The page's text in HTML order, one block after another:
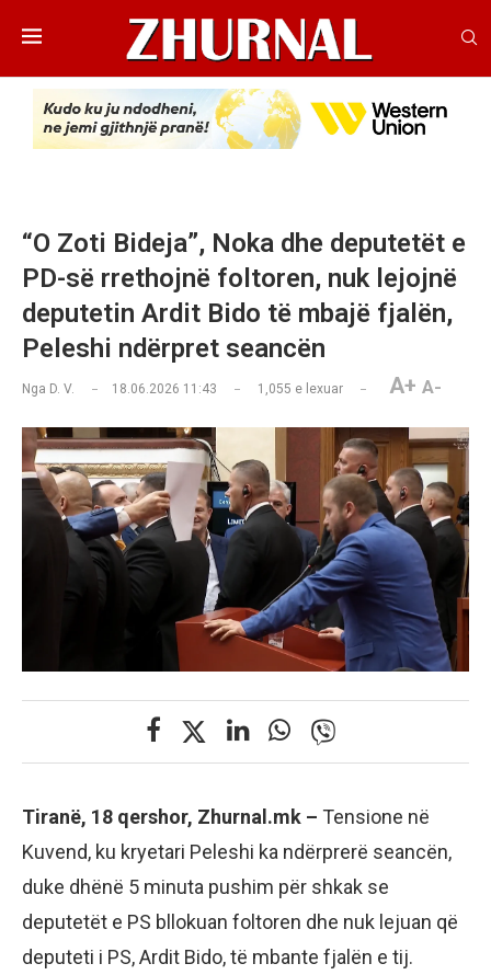
“O Zoti Bideja”, Noka dhe deputetët e
PD-së rrethojnë foltoren, nuk lejojnë
deputetin Ardit Bido të mbajë fjalën,
Peleshi ndërpret seancën
Nga D. V. 18.06.2026 11:43 1,055 e lexuar A+ A-
Tiranë, 18 qershor, Zhurnal.mk – Tensione në
Kuvend, ku kryetari Peleshi ka ndërprerë seancën,
duke dhënë 5 minuta pushim për shkak se
deputetët e PS bllokuan foltoren dhe nuk lejuan që
deputeti i PS, Ardit Bido, të mbante fjalën e tij.